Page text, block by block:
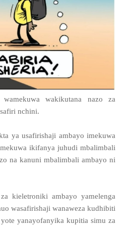
wakikutana nazo za
nchini.
ya usafirishaji ambayo imekuwa
ikifanya juhudi mbalimbali
na kanuni mbalimbali ambayo ni
kieletroniki ambayo yamelenga
wasafirishaji wanaweza kudhibiti
yanayofanyika kupitia simu za